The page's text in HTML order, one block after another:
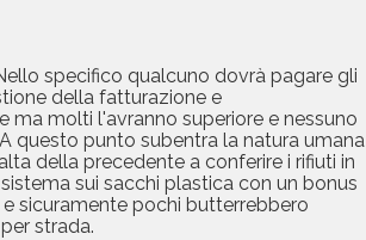
specifico qualcuno dovrà pagare gli
della fatturazione e
ma molti l'avranno superiore e nessuno
questo punto subentra la natura umana
della precedente a conferire i rifiuti in
sui sacchi plastica con un bonus
sicuramente pochi butterrebbero
strada.